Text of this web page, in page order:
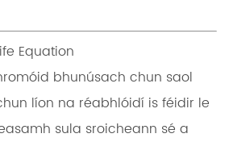
Equation
bhunúsach chun saol
líon na réabhlóidí is féidir le
sula sroicheann sé a